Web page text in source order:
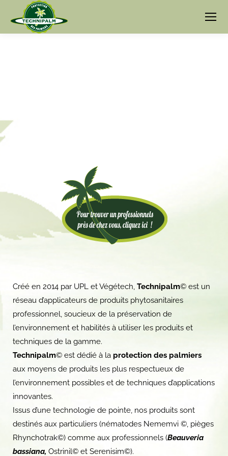
Créé en 2014 par UPL et Végétech, Technipalm© est un
réseau d’applicateurs de produits phytosanitaires
professionnel, soucieux de la préservation de
l’environnement et habilités à utiliser les produits et
techniques de la gamme.
Technipalm© est dédié à la protection des palmiers
aux moyens de produits les plus respectueux de
l’environnement possibles et de techniques d’applications
innovantes.
Issus d’une technologie de pointe, nos produits sont
destinés aux particuliers (nématodes Nememvi ©, pièges
Rhynchotrak©) comme aux professionnels (Beauveria
bassiana, Ostrinil© et Serenisim©).